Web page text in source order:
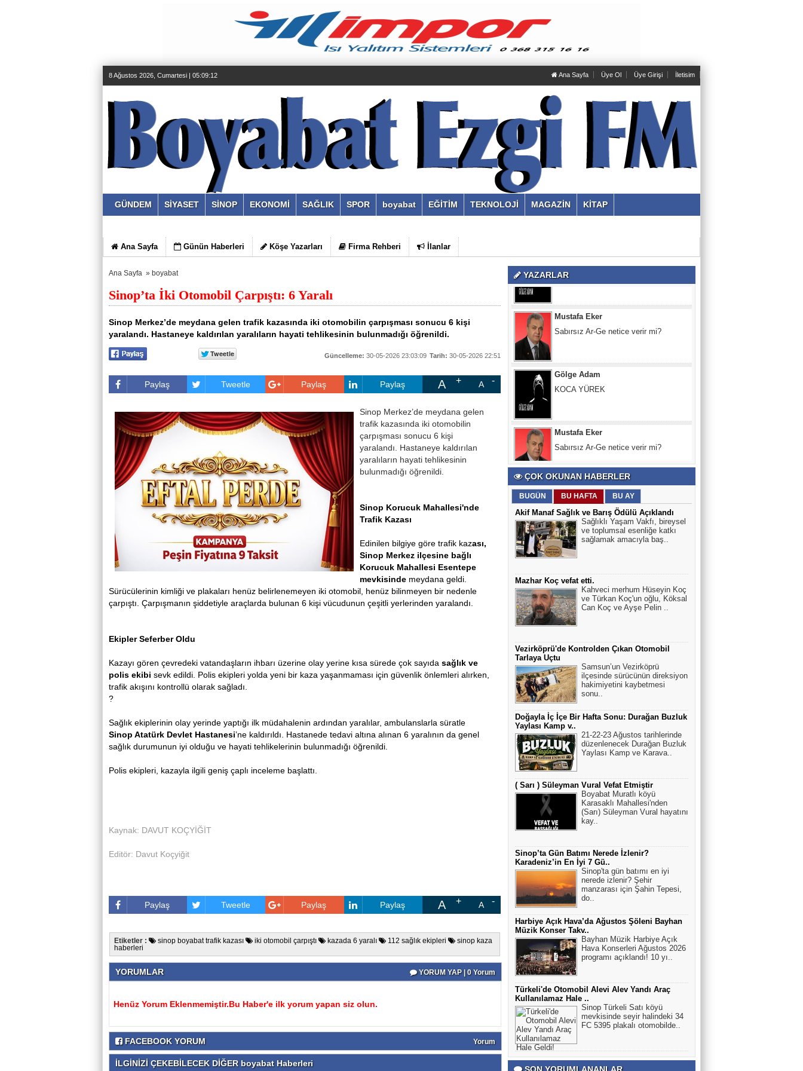
8 Ağustos 2026, Cumartesi | 05:09:13 Ana Sayfa Üye Ol Üye Girişi İletisim
GÜNDEM SİYASET SİNOP EKONOMİ SAĞLIK SPOR boyabat EĞİTİM TEKNOLOJİ MAGAZİN KİTAP
Ana Sayfa Günün Haberleri Köşe Yazarları Firma Rehberi İlanlar
Ana Sayfa » boyabat
Sinop’ta İki Otomobil Çarpıştı: 6 Yaralı
Sinop Merkez’de meydana gelen trafik kazasında iki otomobilin çarpışması sonucu 6 kişi
yaralandı. Hastaneye kaldırılan yaralıların hayati tehlikesinin bulunmadığı öğrenildi.
Güncelleme: 30-05-2026 23:03:09 Tarih: 30-05-2026 22:51
Paylaş Tweetle Paylaş Paylaş A A
Sinop Merkez’de meydana gelen
trafik kazasında iki otomobilin
çarpışması sonucu 6 kişi
yaralandı. Hastaneye kaldırılan
yaralıların hayati tehlikesinin
bulunmadığı öğrenildi.
Sinop Korucuk Mahallesi'nde
Trafik Kazası
Edinilen bilgiye göre trafik kazası,
Sinop Merkez ilçesine bağlı
Korucuk Mahallesi Esentepe
mevkisinde meydana geldi.
Sürücülerinin kimliği ve plakaları henüz belirlenemeyen iki otomobil, henüz bilinmeyen bir nedenle
çarpıştı. Çarpışmanın şiddetiyle araçlarda bulunan 6 kişi vücudunun çeşitli yerlerinden yaralandı.
Ekipler Seferber Oldu
Kazayı gören çevredeki vatandaşların ihbarı üzerine olay yerine kısa sürede çok sayıda sağlık ve
polis ekibi sevk edildi. Polis ekipleri yolda yeni bir kaza yaşanmaması için güvenlik önlemleri alırken,
trafik akışını kontrollü olarak sağladı.
?
Sağlık ekiplerinin olay yerinde yaptığı ilk müdahalenin ardından yaralılar, ambulanslarla süratle
Sinop Atatürk Devlet Hastanesi’ne kaldırıldı. Hastanede tedavi altına alınan 6 yaralının da genel
sağlık durumunun iyi olduğu ve hayati tehlikelerinin bulunmadığı öğrenildi.
Polis ekipleri, kazayla ilgili geniş çaplı inceleme başlattı.
Kaynak: DAVUT KOÇYİĞİT
Editör: Davut Koçyiğit
Paylaş Tweetle Paylaş Paylaş A A
Etiketler : sinop boyabat trafik kazası iki otomobil çarpıştı kazada 6 yaralı 112 sağlık ekipleri
sinop kaza
haberleri
YORUMLAR YORUM YAP | 0 Yorum
Henüz Yorum Eklenmemiştir.Bu Haber'e ilk yorum yapan siz olun.
FACEBOOK YORUM Yorum
İLGİNİZİ ÇEKEBİLECEK DİĞER boyabat Haberleri
YAZARLAR
Sabırsız Ar-Ge netice verir mi?
Sabırsız Ar-Ge netice verir mi?
KOCA YÜREK
Sabırsız Ar-Ge netice verir mi?
ÇOK OKUNAN HABERLER
BUGÜN BU HAFTA BU AY
Akif Manaf Sağlık ve Barış Ödülü Açıklandı
Sağlıklı Yaşam Vakfı, bireysel
ve toplumsal esenliğe katkı
sağlamak amacıyla baş..
Mazhar Koç vefat etti.
Kahveci merhum Hüseyin Koç
ve Türkan Koç'un oğlu, Köksal
Can Koç ve Ayşe Pelin ..
Vezirköprü'de Kontrolden Çıkan Otomobil
Tarlaya Uçtu
Samsun’un Vezirköprü
ilçesinde sürücünün direksiyon
hakimiyetini kaybetmesi
sonu..
Doğayla İç İçe Bir Hafta Sonu: Durağan Buzluk
Yaylası Kamp v..
21-22-23 Ağustos tarihlerinde
düzenlenecek Durağan Buzluk
Yaylası Kamp ve Karava..
( Sarı ) Süleyman Vural Vefat Etmiştir
Boyabat Muratlı köyü
Karasaklı Mahallesi'nden
(Sarı) Süleyman Vural hayatını
kay..
Sinop’ta Gün Batımı Nerede İzlenir?
Karadeniz’in En İyi 7 Gü..
Sinop'ta gün batımı en iyi
nerede izlenir? Şehir
manzarası için Şahin Tepesi,
do..
Harbiye Açık Hava’da Ağustos Şöleni Bayhan
Müzik Konser Takv..
Bayhan Müzik Harbiye Açık
Hava Konserleri Ağustos 2026
programı açıklandı! 10 yı..
Türkeli'de Otomobil Alevi Alev Yandı Araç
Kullanılamaz Hale ..
Sinop Türkeli Satı köyü
mevkisinde seyir halindeki 34
FC 5395 plakalı otomobilde..